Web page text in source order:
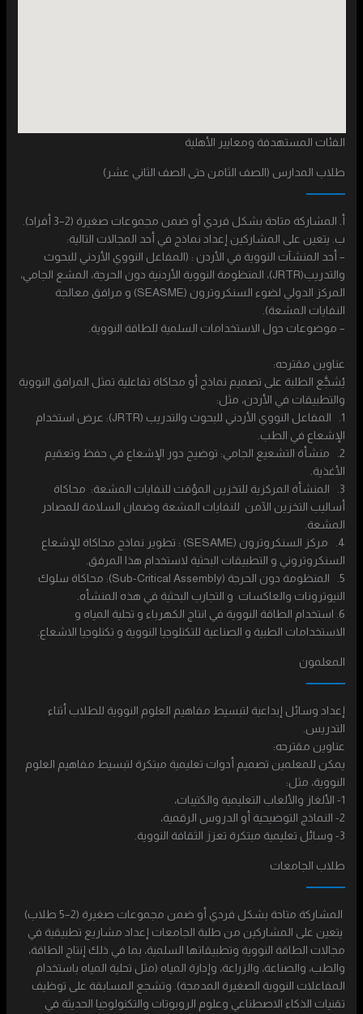
الفئات المستهدفة ومعايير الأهلية
طلاب المدارس (الصف الثامن حتى الصف الثاني عشر)
أ. المشاركة متاحة بشكل فردي أو ضمن مجموعات صغيرة (2–3 أفراد).
ب. يتعين على المشاركين إعداد نماذج في أحد المجالات التالية:
– أحد المنشآت النووية في الأردن : (المفاعل النووي الأردني للبحوث
والتدريب(JRTR)، المنظومة النووية الأردنية دون الحرجة، المشع الجامي،
المركز الدولي لضوء السنكروترون (SEASME) و مرافق معالجة
النفايات المشعة).
– موضوعات حول الاستخدامات السلمية للطاقة النووية.
عناوين مقترحه:
يُشجَّع الطلبة على تصميم نماذج أو محاكاة تفاعلية تمثل المرافق النووية
والتطبيقات في الأردن، مثل:
1. المفاعل النووي الأردني للبحوث والتدريب (JRTR): عرض استخدام
الإشعاع في الطب.
2. منشأة التشعيع الجامي: توضيح دور الإشعاع في حفظ وتعقيم
الأغذية.
3. المنشأة المركزية للتخزين المؤقت للنفايات المشعة: محاكاة
أساليب التخزين الآمن للنفايات المشعة وضمان السلامة للمصادر
المشعة.
4. مركز السنكروترون (SESAME) : تطوير نماذج محاكاة للإشعاع
السنكروتروني و التطبيقات البحثية لاستخدام هذا المرفق.
5. المنظومة دون الحرجة (Sub-Critical Assembly): محاكاة سلوك
النيوترونات والعاكسات و التجارب البحثية في هذه المنشأه.
6. استخدام الطاقة النووية في انتاج الكهرباء و تحلية المياه و
الاستخدامات الطبية و الصناعية للتكنلوجيا النووية و تكنلوجيا الاشعاع.
المعلمون
إعداد وسائل إبداعية لتبسيط مفاهيم العلوم النووية للطلاب أثناء
التدريس.
عناوين مقترحه:
يمكن للمعلمين تصميم أدوات تعليمية مبتكرة لتبسيط مفاهيم العلوم
النووية، مثل:
1- الألغاز والألعاب التعليمية والكتيبات،
2- النماذج التوضيحية أو الدروس الرقمية،
3- وسائل تعليمية مبتكرة تعزز الثقافة النووية.
طلاب الجامعات
المشاركة متاحة بشكل فردي أو ضمن مجموعات صغيرة (2–5 طلاب)
يتعين على المشاركين من طلبة الجامعات إعداد مشاريع تطبيقية في
مجالات الطاقة النووية وتطبيقاتها السلمية، بما في ذلك إنتاج الطاقة،
والطب، والصناعة، والزراعة، وإدارة المياه (مثل تحلية المياه باستخدام
المفاعلات النووية الصغيرة المدمجة). وتشجع المسابقة على توظيف
تقنيات الذكاء الاصطناعي وعلوم الروبوتات والتكنولوجيا الحديثة في